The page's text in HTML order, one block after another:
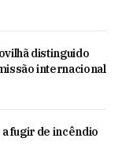
distinguido
internacional
fugir de incêndio